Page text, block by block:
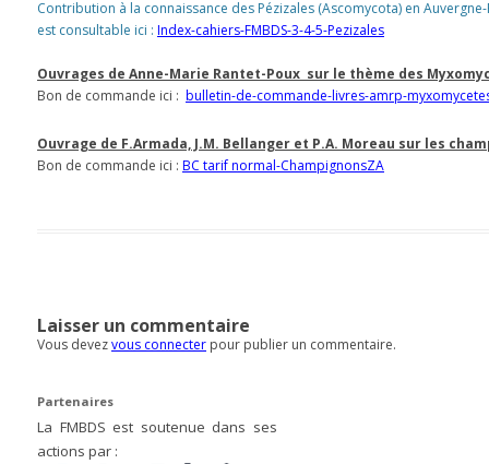
Contribution à la connaissance des Pézizales (Ascomycota) en
est consultable ici : Index-cahiers-FMBDS-3-4-5-Pezizales
Ouvrages de Anne-Marie Rantet-Poux sur le thème des
Bon de commande ici : bulletin-de-commande-livres-amrp-
Ouvrage de F.Armada, J.M. Bellanger et P.A. Moreau sur les
Bon de commande ici : BC tarif normal-ChampignonsZA
Laisser un commentaire
Vous devezvous connecter pour publier un commentaire.
Partenaires
La FMBDS est soutenue dans ses
actions par :